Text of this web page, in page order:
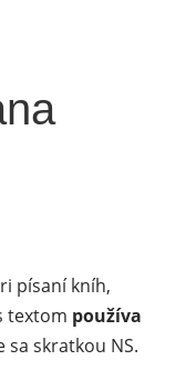
písaní kníh,
textom používa
sa skratkou NS.